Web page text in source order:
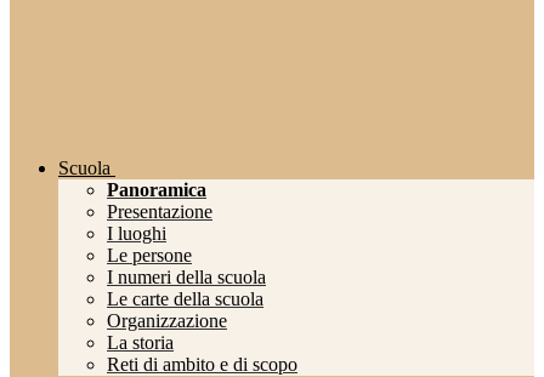
Scuola
Panoramica
Presentazione
I luoghi
Le persone
I numeri della scuola
Le carte della scuola
Organizzazione
La storia
Reti di ambito e di scopo